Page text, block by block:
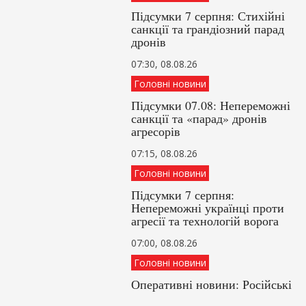
Підсумки 7 серпня: Стихійні
санкції та грандіозний парад
дронів
07:30, 08.08.26
Головні новини
Підсумки 07.08: Непереможні
санкції та «парад» дронів
агресорів
07:15, 08.08.26
Головні новини
Підсумки 7 серпня:
Непереможні українці проти
агресії та технологій ворога
07:00, 08.08.26
Головні новини
Оперативні новини: Російські
агресори знову атакують